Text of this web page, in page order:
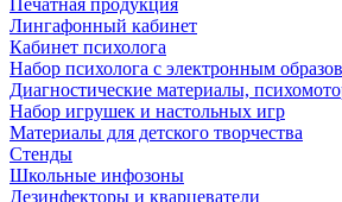
Печатная продукция
Лингафонный кабинет
Кабинет психолога
Набор психолога с электронным
Диагностические материалы,
Набор игрушек и настольных игр
Материалы для детского творчества
Стенды
Школьные инфозоны
Дезинфекторы и кварцеватели